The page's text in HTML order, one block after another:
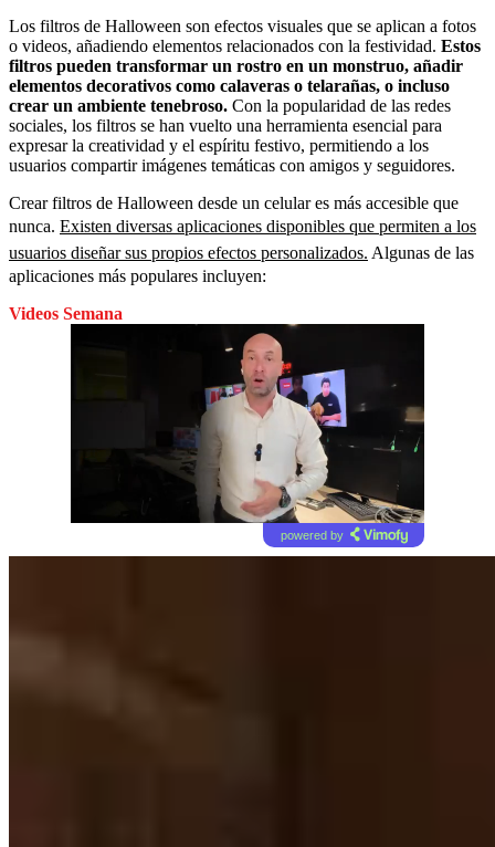
Los filtros de Halloween son efectos visuales que se aplican a fotos
o videos, añadiendo elementos relacionados con la festividad. Estos
filtros pueden transformar un rostro en un monstruo, añadir
elementos decorativos como calaveras o telarañas, o incluso
crear un ambiente tenebroso. Con la popularidad de las redes
sociales, los filtros se han vuelto una herramienta esencial para
expresar la creatividad y el espíritu festivo, permitiendo a los
usuarios compartir imágenes temáticas con amigos y seguidores.
Crear filtros de Halloween desde un celular es más accesible que
nunca. Existen diversas aplicaciones disponibles que permiten a los
usuarios diseñar sus propios efectos personalizados. Algunas de las
aplicaciones más populares incluyen:
Videos Semana
powered by